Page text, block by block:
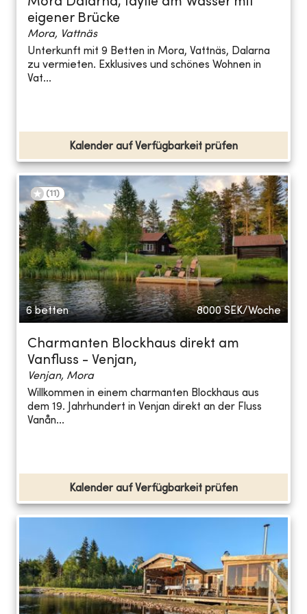
eigener Brücke
Mora, Vattnäs
Unterkunft mit 9 Betten in Mora, Vattnäs, Dalarna
zu vermieten. Exklusives und schönes Wohnen in
Vat...
Kalender auf Verfügbarkeit prüfen
(11 )
6 betten 8000 SEK/Woche
Charmanten Blockhaus direkt am
Vanfluss - Venjan,
Venjan, Mora
Willkommen in einem charmanten Blockhaus aus
dem 19. Jahrhundert in Venjan direkt an der Fluss
Vanån...
Kalender auf Verfügbarkeit prüfen